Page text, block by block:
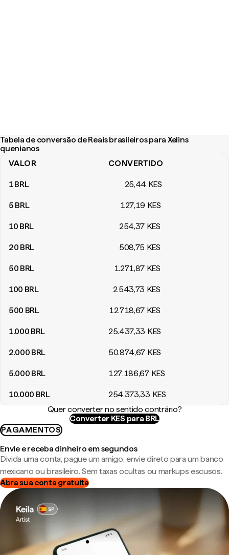
Tabela de conversão de Reais brasileiros para Xelins
quenianos
Tabela de conversão de Reais brasileiros para Xelins quenianos
VALOR CONVERTIDO
1BRL 25,44 KES
5 BRL 127,19 KES
10 BRL 254,37 KES
20 BRL 508,75 KES
50 BRL 1.271,87 KES
100 BRL 2.543,73 KES
500 BRL 12.718,67 KES
1.000 BRL 25.437,33 KES
2.000 BRL 50.874,67 KES
5.000 BRL 127.186,67 KES
10.000 BRL 254.373,33 KES
Quer converter no sentido contrário?
Converter KES para BRL
PAGAMENTOS
Envie e receba dinheiro em segundos
Divida uma conta, pague um amigo, envie direto para um banco
mexicano ou brasileiro. Sem taxas ocultas ou markups escusos.
Abra sua conta gratuita